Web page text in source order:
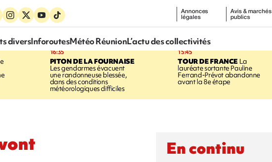
Annonces
légales
Avis & marchés
publics
diversInforoutesMétéo RéunionL’actu des collectivités
16:35
PITON DE LA FOURNAISE
Les gendarmes évacuent
une randonneuse blessée,
dans des conditions
météorologiques difficiles
15:45
TOUR DE FRANCELa
lauréate sortante Pauline
Ferrand-Prévot abandonne
avant la 8e étape
En continu